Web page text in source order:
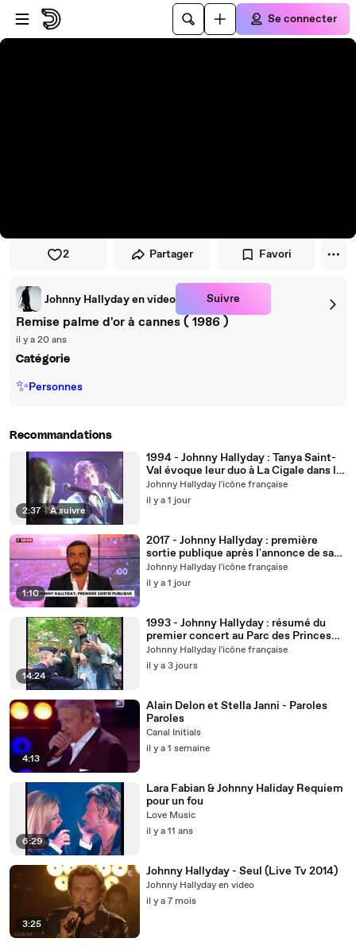
Passer au player
Passer au contenu principal
Se connecter
2 Partager Favori
Johnny Hallyday en video Suivre
Remise palme d'or à cannes ( 1986 )
il y a 20 ans
Catégorie
✨Personnes
Recommandations
2:37 | À suivre
1994 - Johnny Hallyday : Tanya Saint-
Val évoque leur duo à La Cigale dans le
JT Martinique de RFO (3 Novembre)
Johnny Hallyday l'icône française
il y a 1 jour
1:10
2017 - Johnny Hallyday : première
sortie publique après l'annonce de sa
maladie dans le Journal de CNEWS (10
Mars)
Johnny Hallyday l'icône française
il y a 1 jour
14:24
1993 - Johnny Hallyday : résumé du
premier concert au Parc des Princes
dans les journaux télévisés (19 Juin)
Johnny Hallyday l'icône française
il y a 3 jours
4:13
Alain Delon et Stella Janni - Paroles
Paroles
Canal Initials
il y a 1 semaine
6:29
Lara Fabian & Johnny Haliday Requiem
pour un fou
Love Music
il y a 11 ans
3:25
Johnny Hallyday - Seul (Live Tv 2014)
Johnny Hallyday en video
il y a 7 mois